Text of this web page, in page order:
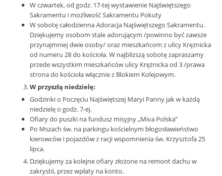
W czwartek, od godz. 17-tej wystawienie Najświętszego
Sakramentu i możliwość Sakramentu Pokuty
W sobotę całodzienna Adoracja Najświętszego Sakramentu.
Dziękujemy osobom stale adorującym /powinno być zawsze
przynajmniej dwie osoby/ oraz mieszkańcom z ulicy Krężnicka
od numeru 28 do kościoła. W najbliższą sobotę zapraszamy
przede wszystkim mieszkańców ulicy Krężnicka od 3 /prawa
strona do kościoła włącznie z Blokiem Kolejowym.
W przyszłą niedzielę:
Godzinki o Poczęciu Najświętszej Maryi Panny jak w każdą
niedzielę o godz. 7-ej.
Ofiary do puszki na fundusz misyjny „Miva Polska”
Po Mszach św. na parkingu kościelnym błogosławieństwo
kierowców i pojazdów z racji wspomnienia św. Krzysztofa 25
lipca.
Dziękujemy za kolejne ofiary złożone na remont dachu w
zakrystii, przez wpłaty na konto.